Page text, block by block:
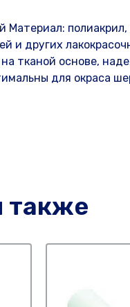
и других
тканой основе,
для окраса
также